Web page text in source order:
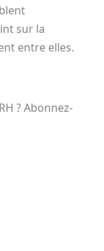
sur la
entre elles.
? Abonnez-